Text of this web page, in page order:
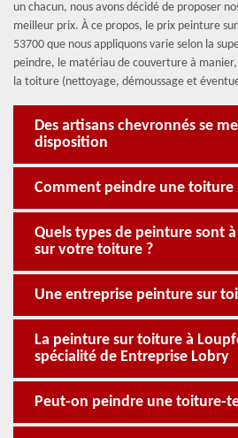
un chacun, nous avons décidé de proposer
meilleur prix. À ce propos, le prix peinture
53700 que nous appliquons varie selon la
peindre, le matériau de couverture à
la toiture (nettoyage, démoussage et
Des artisans chevronnés se
disposition
Comment peindre une toiture
Quels types de peinture sont
sur votre toiture ?
Une entreprise peinture sur
La peinture sur toiture à
spécialité de Entreprise Lobry
Peut-on peindre une toiture-